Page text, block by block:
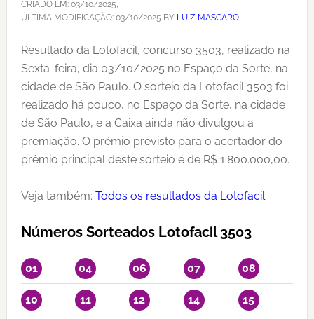
CRIADO EM: 03/10/2025,
ÚLTIMA MODIFICAÇÃO: 03/10/2025 BY LUIZ MASCARO
Resultado da Lotofacil, concurso 3503, realizado na
Sexta-feira, dia 03/10/2025 no Espaço da Sorte, na
cidade de São Paulo. O sorteio da Lotofacil 3503 foi
realizado há pouco, no Espaço da Sorte, na cidade
de São Paulo, e a Caixa ainda não divulgou a
premiação. O prêmio previsto para o acertador do
prêmio principal deste sorteio é de R$ 1.800.000,00.
Veja também: Todos os resultados da Lotofacil
Números Sorteados Lotofacil 3503
01 04 06 07 08
10 11 12 14 15